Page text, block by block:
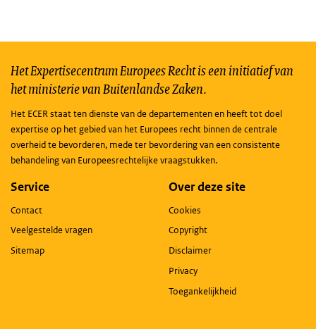
Het Expertisecentrum Europees Recht is een initiatief van
het ministerie van Buitenlandse Zaken.
Het ECER staat ten dienste van de departementen en heeft tot doel
expertise op het gebied van het Europees recht binnen de centrale
overheid te bevorderen, mede ter bevordering van een consistente
behandeling van Europeesrechtelijke vraagstukken.
Service
Contact
Veelgestelde vragen
Sitemap
Over deze site
Cookies
Copyright
Disclaimer
Privacy
Toegankelijkheid